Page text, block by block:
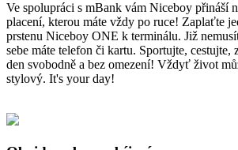
Ve spolupráci s mBank vám Niceboy přináší
placení, kterou máte vždy po ruce! Zaplaťte
prstenu Niceboy ONE k terminálu. Již
sebe máte telefon či kartu. Sportujte, cestujte,
den svobodně a bez omezení! Vždyť život
stylový. It's your day!